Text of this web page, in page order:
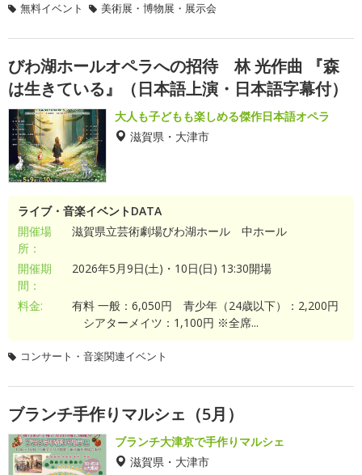
無料イベント 美術展・博物展・展示会
びわ湖ホールオペラへの招待 林 光作曲 『森
は生きている』（日本語上演・日本語字幕付）
大人も子どもも楽しめる傑作日本語オペラ
滋賀県・大津市
ライブ・音楽イベントDATA
開催場
所：
滋賀県立芸術劇場びわ湖ホール 中ホール
開催期
間：
2026年5月9日(土)・10日(日) 13:30開場
料金:
有料 一般：6,050円 青少年（24歳以下）：2,200円
シアターメイツ：1,100円 ※全席...
コンサート・音楽関連イベント
ブランチ手作りマルシェ（5月）
ブランチ大津京で手作りマルシェ
滋賀県・大津市